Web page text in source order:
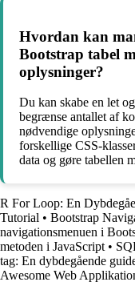
Hvordan kan
Bootstrap tabel
oplysninger?
Du kan skabe en let
begrænse antallet af
nødvendige
forskellige CSS-
data og gøre tabellen
R For Loop: En
Tutorial • Bootstrap
navigationsmenuen i
metoden i JavaScript •
tag: En dybdegående
Awesome Web